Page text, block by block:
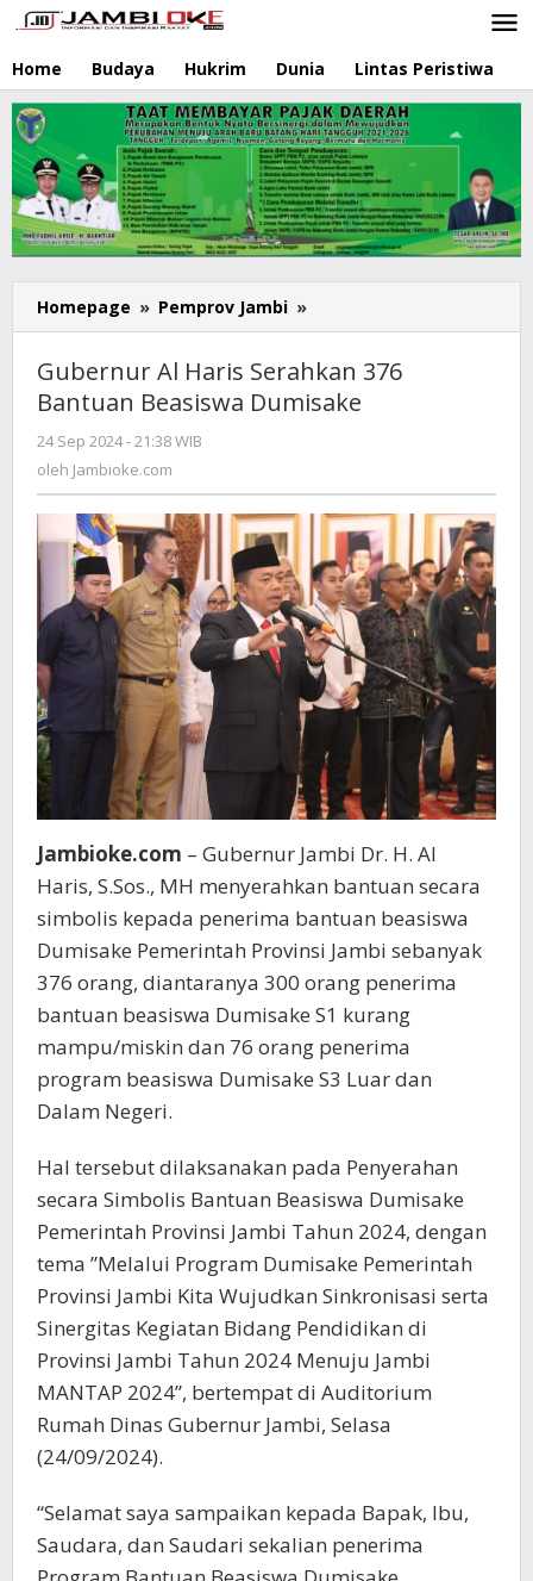
Lewati
ke
konten
Home Budaya Hukrim Dunia Lintas Peristiwa
Homepage » Pemprov Jambi »
Al
Haris
Serahkan
376
Gubernur Al Haris Serahkan 376
Bantuan Beasiswa Dumisake
24 Sep 2024 - 21:38 WIB
oleh Jambioke.com
Jambioke.com – Gubernur Jambi Dr. H. Al
Haris, S.Sos., MH menyerahkan bantuan secara
simbolis kepada penerima bantuan beasiswa
Dumisake Pemerintah Provinsi Jambi sebanyak
376 orang, diantaranya 300 orang penerima
bantuan beasiswa Dumisake S1 kurang
mampu/miskin dan 76 orang penerima
program beasiswa Dumisake S3 Luar dan
Dalam Negeri.
Hal tersebut dilaksanakan pada Penyerahan
secara Simbolis Bantuan Beasiswa Dumisake
Pemerintah Provinsi Jambi Tahun 2024, dengan
tema ”Melalui Program Dumisake Pemerintah
Provinsi Jambi Kita Wujudkan Sinkronisasi serta
Sinergitas Kegiatan Bidang Pendidikan di
Provinsi Jambi Tahun 2024 Menuju Jambi
MANTAP 2024”, bertempat di Auditorium
Rumah Dinas Gubernur Jambi, Selasa
(24/09/2024).
“Selamat saya sampaikan kepada Bapak, Ibu,
Saudara, dan Saudari sekalian penerima